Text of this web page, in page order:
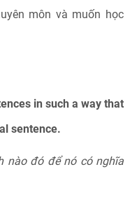
môn và muốn học
in such a way that
sentence.
nào đó để nó có nghĩa